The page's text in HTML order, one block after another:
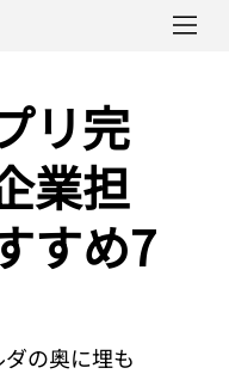
リ完
業担
すめ7
ダの奥に埋も